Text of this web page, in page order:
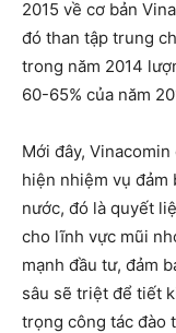
2015 về cơ bản
đó than tập trung
trong năm 2014
60-65% của năm
Mới đây,
hiện nhiệm vụ đảm
nước, đó là quyết
cho lĩnh vực mũi
mạnh đầu tư, đảm
sâu sẽ triệt để tiết
trọng công tác đào